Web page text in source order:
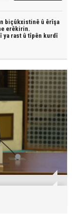
biçûkxistinê û êrîşa
erêkirin.
ya rast û tîpên kurdî